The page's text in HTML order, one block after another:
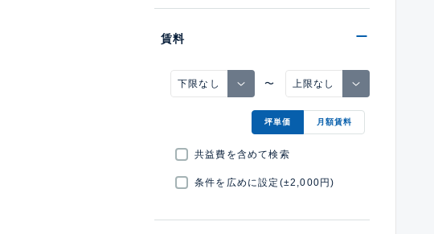
賃料
〜
坪単価 月額賃料
共益費を含めて検索
条件を広めに設定(±2,000円)